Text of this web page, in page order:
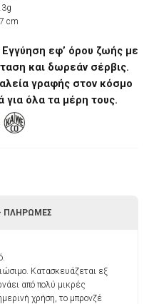
cm
εφ’ όρου ζωής με
και δωρεάν σέρβις.
γραφής στον κόσμο
για όλα τα μέρη τους.
ΠΛΗΡΩΜΈΣ
Κατασκευάζεται εξ
από πολύ μικρές
χρήση, το μπρονζέ